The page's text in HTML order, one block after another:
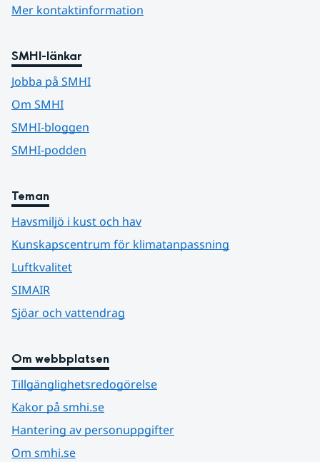
Mer kontaktinformation
SMHI-länkar
Jobba på SMHI
Om SMHI
SMHI-bloggen
SMHI-podden
Teman
Havsmiljö i kust och hav
Kunskapscentrum för klimatanpassning
Luftkvalitet
SIMAIR
Sjöar och vattendrag
Om webbplatsen
Tillgänglighetsredogörelse
Kakor på smhi.se
Hantering av personuppgifter
Om smhi.se